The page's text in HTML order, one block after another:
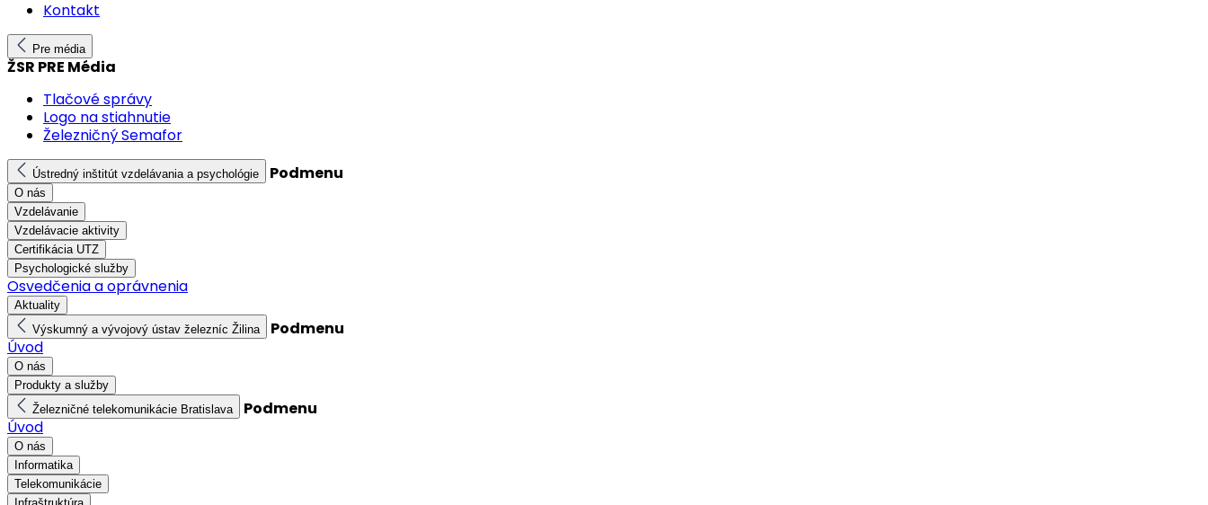
Kontakt
Pre média
ŽSR PRE Média
Tlačové správy
Logo na stiahnutie
Železničný Semafor
Ústredný inštitút vzdelávania a psychológie Podmenu
O nás
Vzdelávanie
Vzdelávacie aktivity
Certifikácia UTZ
Psychologické služby
Osvedčenia a oprávnenia
Aktuality
Výskumný a vývojový ústav železníc Žilina
Podmenu
Úvod
O nás
Produkty a služby
Železničné telekomunikácie Bratislava
Podmenu
Úvod
O nás
Informatika
Telekomunikácie